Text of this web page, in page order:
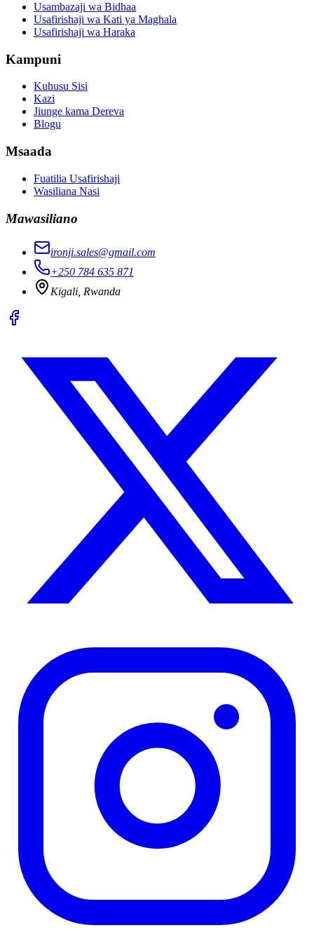
Usambazaji wa Bidhaa
Usafirishaji wa Kati ya Maghala
Usafirishaji wa Haraka
Kampuni
Kuhusu Sisi
Kazi
Jiunge kama Dereva
Blogu
Msaada
Fuatilia Usafirishaji
Wasiliana Nasi
Mawasiliano
ironji.sales@gmail.com
+250 784 635 871
Kigali, Rwanda